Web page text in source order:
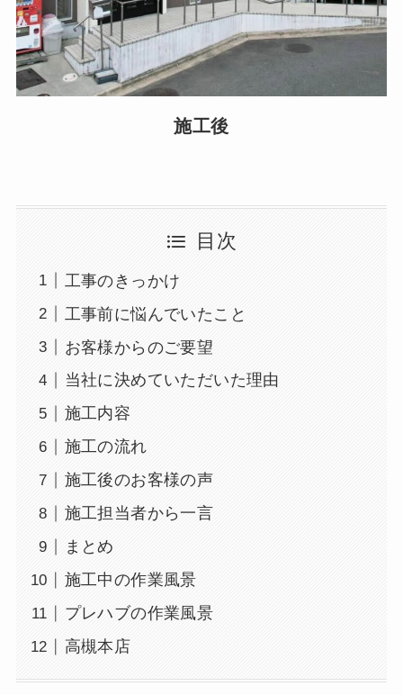
施工後
目次
工事のきっかけ
工事前に悩んでいたこと
お客様からのご要望
当社に決めていただいた理由
施工内容
施工の流れ
施工後のお客様の声
施工担当者から一言
まとめ
施工中の作業風景
プレハブの作業風景
高槻本店